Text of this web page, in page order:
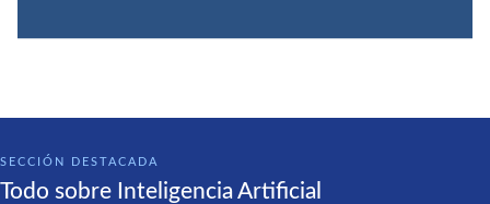
SECCIÓN DESTACADA
Todo sobre Inteligencia Artificial